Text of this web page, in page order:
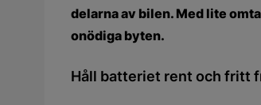
delarna av bilen. Med lite
onödiga byten.
Håll batteriet rent och fritt